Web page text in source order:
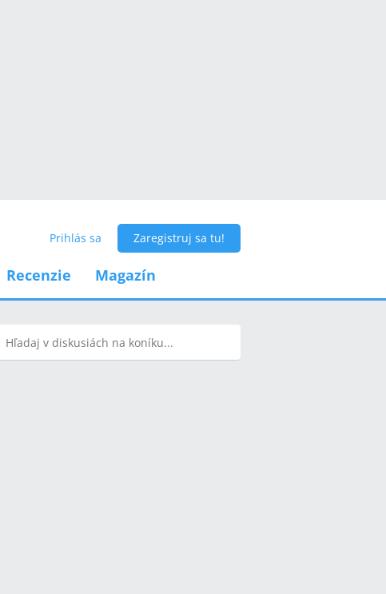
Prihlás sa Zaregistruj sa tu!
Recenzie Magazín